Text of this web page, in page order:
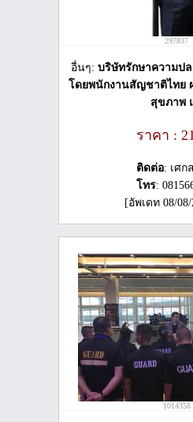
297837
อื่นๆ: บริษัทรักษาความป
โดยพนักงานสัญชาติไทย
สุขภาพ
ราคา :
ติดต่อ: เศก
โทร:
[อัพเดท 08/08/
1014358